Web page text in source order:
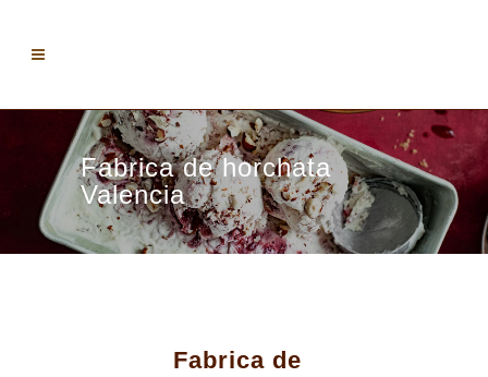
Fabrica de horchata
Valencia
Fabrica de